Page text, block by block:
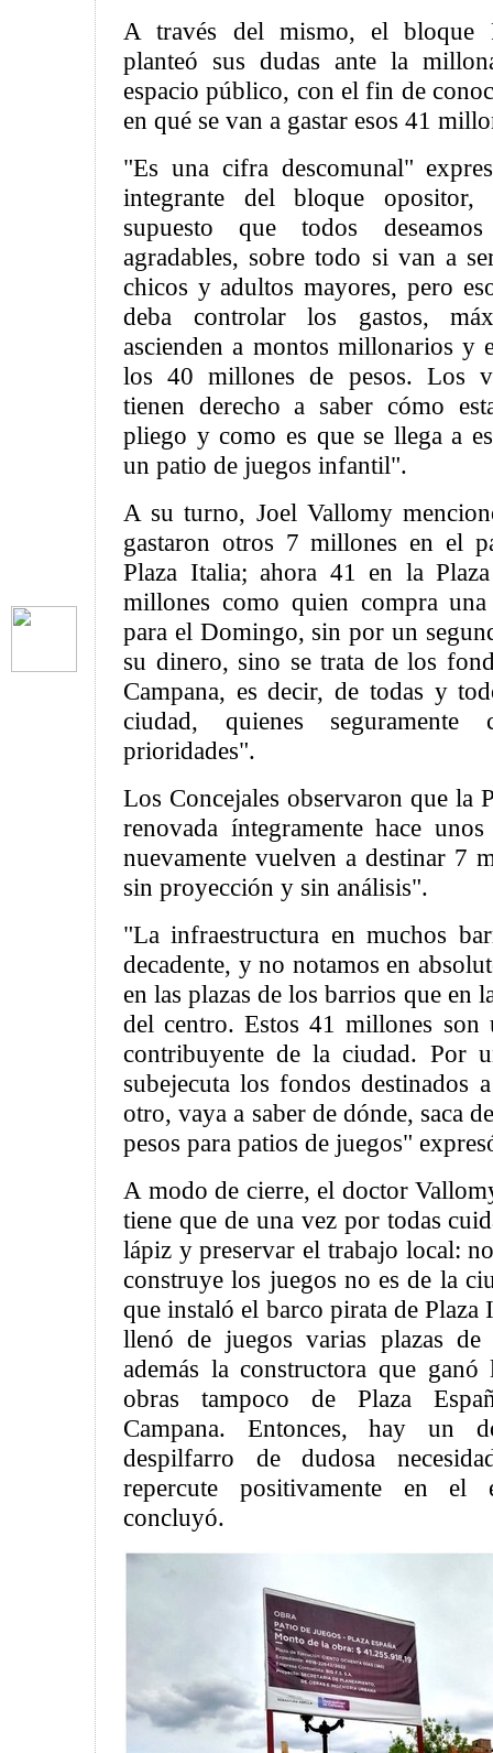
A través del mismo, el bloque
planteó sus dudas ante la
espacio público, con el fin de
en qué se van a gastar esos 41
"Es una cifra descomunal"
integrante del bloque
supuesto que todos
agradables, sobre todo si van a
chicos y adultos mayores, pero
deba controlar los gastos,
ascienden a montos millonarios y
los 40 millones de pesos. Los
tienen derecho a saber cómo
pliego y como es que se llega a
un patio de juegos infantil".
A su turno, Joel Vallomy
gastaron otros 7 millones en el
Plaza Italia; ahora 41 en la
millones como quien compra
para el Domingo, sin por un
su dinero, sino se trata de los
Campana, es decir, de todas y
ciudad, quienes seguramente
prioridades".
Los Concejales observaron que la
renovada íntegramente hace
nuevamente vuelven a destinar 7
sin proyección y sin análisis".
"La infraestructura en muchos
decadente, y no notamos en
en las plazas de los barrios que en
del centro. Estos 41 millones son
contribuyente de la ciudad. Por
subejecuta los fondos destinados
otro, vaya a saber de dónde, saca
pesos para patios de juegos"
A modo de cierre, el doctor
tiene que de una vez por todas
lápiz y preservar el trabajo local:
construye los juegos no es de la
que instaló el barco pirata de Plaza
llenó de juegos varias plazas
además la constructora que
obras tampoco de Plaza
Campana. Entonces, hay un
despilfarro de dudosa
repercute positivamente en el
concluyó.